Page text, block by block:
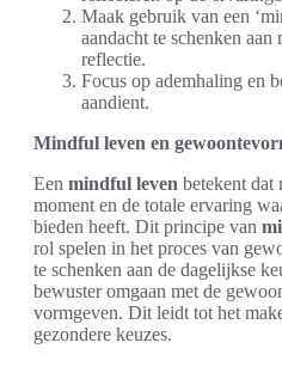
Maak gebruik van een
aandacht te schenken aan
reflectie.
Focus op ademhaling en
aandient.
Mindful leven en
Een mindful leven betekent dat
moment en de totale ervaring
bieden heeft. Dit principe van
rol spelen in het proces van
te schenken aan de dagelijkse
bewuster omgaan met de
vormgeven. Dit leidt tot het
gezondere keuzes.